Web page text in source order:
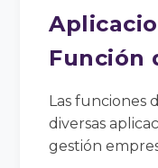
Función
Las funciones
diversas
gestión